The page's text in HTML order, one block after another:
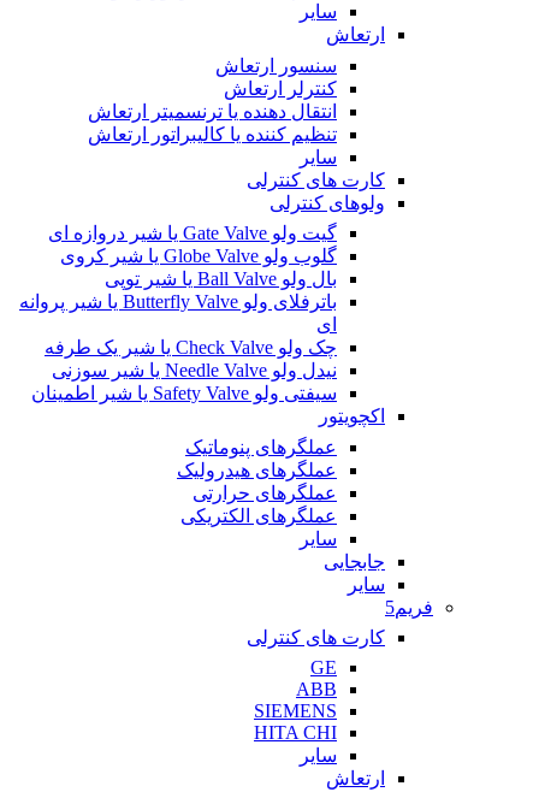
سایر
ارتعاش
سنسور ارتعاش
کنترلر ارتعاش
انتقال دهنده یا ترنسمیتر ارتعاش
تنظیم کننده یا کالیبراتور ارتعاش
سایر
کارت های کنترلی
ولوهای کنترلی
گیت ولو Gate Valve یا شیر دروازه ای
گلوب ولو Globe Valve یا شیر کروی
بال ولو Ball Valve یا شیر توپی
باترفلای ولو Butterfly Valve یا شیر پروانه
ای
چک ولو Check Valve یا شیر یک طرفه
نیدل ولو Needle Valve یا شیر سوزنی
سیفتی ولو Safety Valve یا شیر اطمینان
اکچویتور
عملگرهای پنوماتیک
عملگرهای هیدرولیک
عملگرهای حرارتی
عملگرهای الکتریکی
سایر
جابجایی
سایر
فریم5
کارت های کنترلی
GE
ABB
SIEMENS
HITA CHI
سایر
ارتعاش